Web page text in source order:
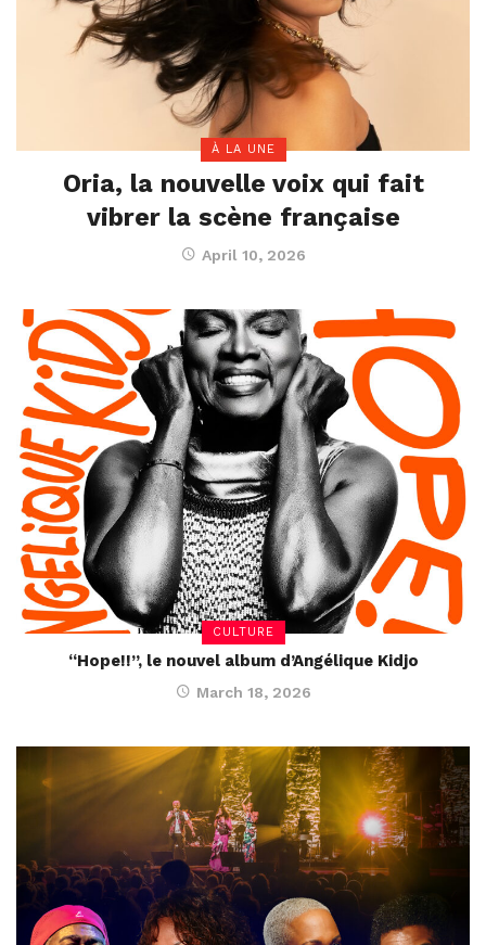
À LA UNE
Oria, la nouvelle voix qui fait
vibrer la scène française
April 10, 2026
CULTURE
“Hope!!”, le nouvel album d’Angélique Kidjo
March 18, 2026